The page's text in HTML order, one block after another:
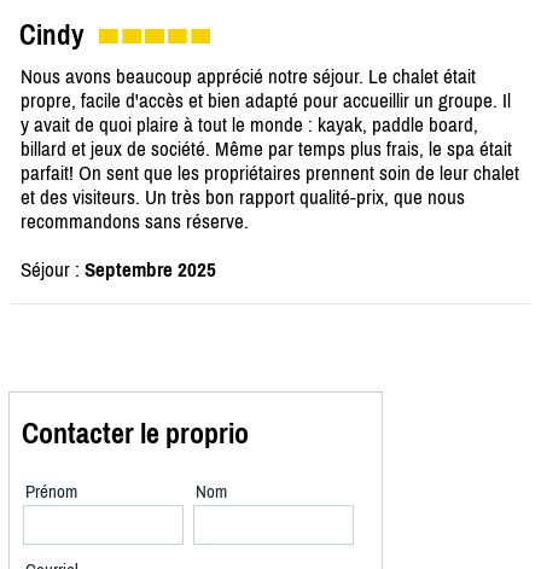
Cindy
Nous avons beaucoup apprécié notre séjour. Le chalet était
propre, facile d'accès et bien adapté pour accueillir un groupe. Il
y avait de quoi plaire à tout le monde : kayak, paddle board,
billard et jeux de société. Même par temps plus frais, le spa était
parfait! On sent que les propriétaires prennent soin de leur chalet
et des visiteurs. Un très bon rapport qualité-prix, que nous
recommandons sans réserve.
Séjour : Septembre 2025
Contacter le proprio
Prénom Nom